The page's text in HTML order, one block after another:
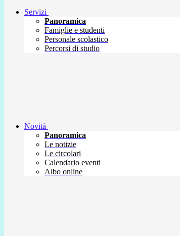
Servizi
Panoramica
Famiglie e studenti
Personale scolastico
Percorsi di studio
Novità
Panoramica
Le notizie
Le circolari
Calendario eventi
Albo online